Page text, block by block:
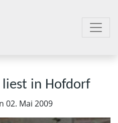
liest in Hofdorf
02. Mai 2009